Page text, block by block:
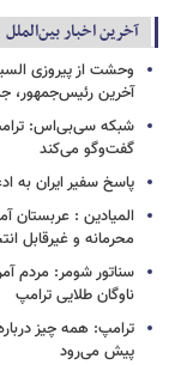
آخرین اخبار بین‌الملل
وحشت از پیروزی
آخرین رئیس‌جمهور،
شبکه سی‌بی‌اس: ترامپ
گفت‌وگو می‌کند
پاسخ سفیر ایران به
المیادین : عربستان
محرمانه و غیرقابل
سناتور شومر: مردم
ناوگان طلایی ترامپ
ترامپ: همه چیز
پیش می‌رود